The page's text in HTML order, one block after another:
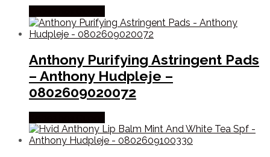
Anthony Purifying Astringent Pads
– Anthony Hudpleje –
0802609020072